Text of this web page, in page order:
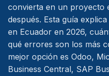
convierta en un proyecto
después. Esta guía
en Ecuador en 2026,
qué errores son los más
mejor opción es Odoo,
Business Central, SAP